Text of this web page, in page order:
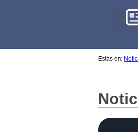
Estás en: